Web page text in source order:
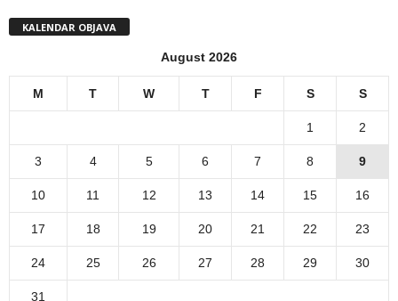
KALENDAR OBJAVA
August 2026
M T W T F S S
1 2
3 4 5 6 7 8 9
10 11 12 13 14 15 16
17 18 19 20 21 22 23
24 25 26 27 28 29 30
31